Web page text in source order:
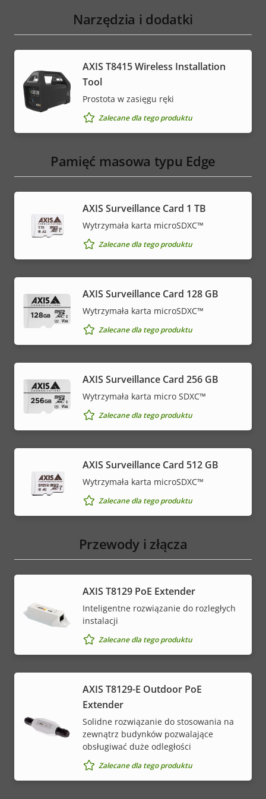
Narzędzia i dodatki
AXIS T8415 Wireless Installation
Tool
Prostota w zasięgu ręki
Zalecane dla tego produktu
Pamięć masowa typu Edge
AXIS Surveillance Card 1 TB
Wytrzymała karta microSDXC™
Zalecane dla tego produktu
AXIS Surveillance Card 128 GB
Wytrzymała karta microSDXC™
Zalecane dla tego produktu
AXIS Surveillance Card 256 GB
Wytrzymała karta micro SDXC™
Zalecane dla tego produktu
AXIS Surveillance Card 512 GB
Wytrzymała karta microSDXC™
Zalecane dla tego produktu
Przewody i złącza
AXIS T8129 PoE Extender
Inteligentne rozwiązanie do rozległych
instalacji
Zalecane dla tego produktu
AXIS T8129-E Outdoor PoE
Extender
Solidne rozwiązanie do stosowania na
zewnątrz budynków pozwalające
obsługiwać duże odległości
Zalecane dla tego produktu